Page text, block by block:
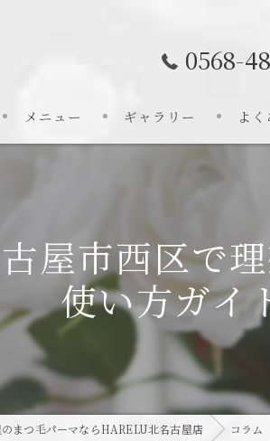
0568-
メニュー ギャラリー よ
屋市西区で
使い方ガイ
まつ毛パーマならHARELU北名古屋店 コラム